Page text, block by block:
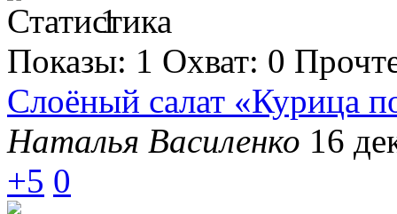
1
Показы: 1 Охват: 0
Слоёный салат «Курица
Наталья Василенко 16
+5 0